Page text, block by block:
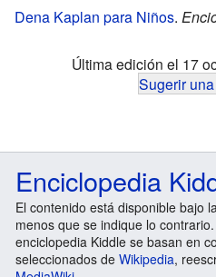
Dena Kaplan para Niños.
Última edición el 17
Sugerir
Enciclopedia
El contenido está disponible bajo
menos que se indique lo
enciclopedia Kiddle se basan en
seleccionados de Wikipedia,